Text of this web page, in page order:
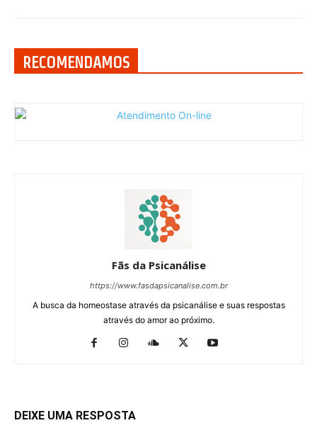
RECOMENDAMOS
Fãs da Psicanálise
https://www.fasdapsicanalise.com.br
A busca da homeostase através da psicanálise e suas respostas
através do amor ao próximo.
DEIXE UMA RESPOSTA